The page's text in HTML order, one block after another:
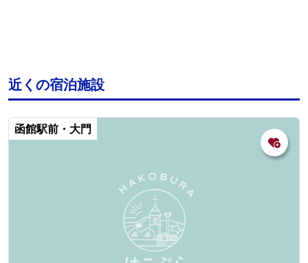
近くの宿泊施設
函館駅前・大門